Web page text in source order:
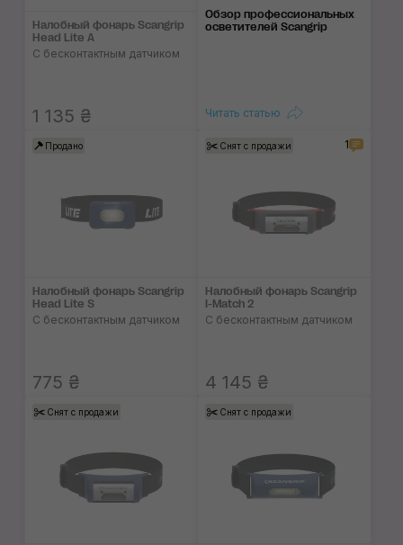
Налобный фонарь Scangrip
Head Lite A
С бесконтактным датчиком
1 135 ₴
Обзор профессиона­ль­ных
осветите­лей Scangrip
Читать статью
Продано
Налобный фонарь Scangrip
Head Lite S
С бесконтактным датчиком
775 ₴
Снят с продажи 1
Налобный фонарь Scangrip
I-Match 2
C бесконтактным датчиком
4 145 ₴
Снят с продажи Снят с продажи